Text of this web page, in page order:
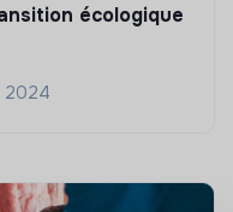
écologique
2024